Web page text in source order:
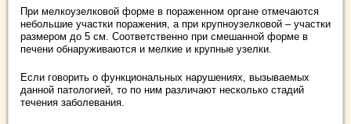
При мелкоузелковой форме в пораженном органе отмечаются
небольшие участки поражения, а при крупноузелковой – участки
размером до 5 см. Соответственно при смешанной форме в
печени обнаруживаются и мелкие и крупные узелки.
Если говорить о функциональных нарушениях, вызываемых
данной патологией, то по ним различают несколько стадий
течения заболевания.